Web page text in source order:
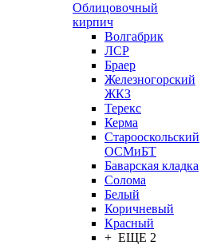
Облицовочный
кирпич
Волгабрик
ЛСР
Браер
Железногорский
ЖКЗ
Терекс
Керма
Старооскольский
ОСМиБТ
Баварская кладка
Солома
Белый
Коричневый
Красный
+ ЕЩЕ 2